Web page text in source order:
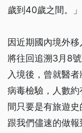
歲到40歲之間。」
因近期國內境外
將往回追溯3月8
入境後，曾就醫
病毒檢驗，人數
間只要是有旅遊
跟我們儘速的做